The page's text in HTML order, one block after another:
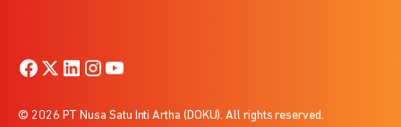
© 2026 PT Nusa Satu Inti Artha (DOKU). All rights reserved.